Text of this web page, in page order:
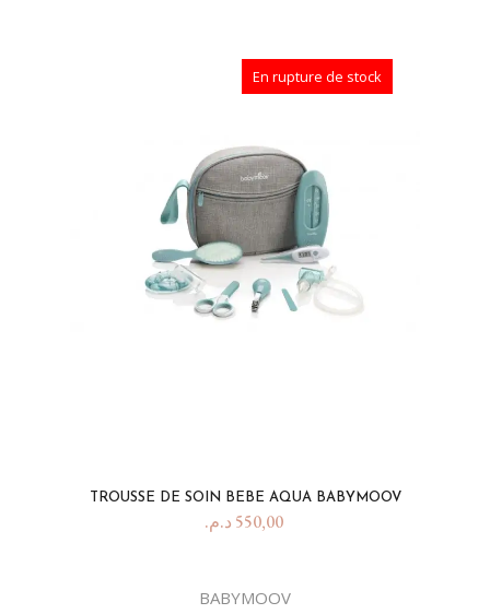
En rupture de stock
TROUSSE DE SOIN BEBE AQUA BABYMOOV
550,00 د.م.
BABYMOOV